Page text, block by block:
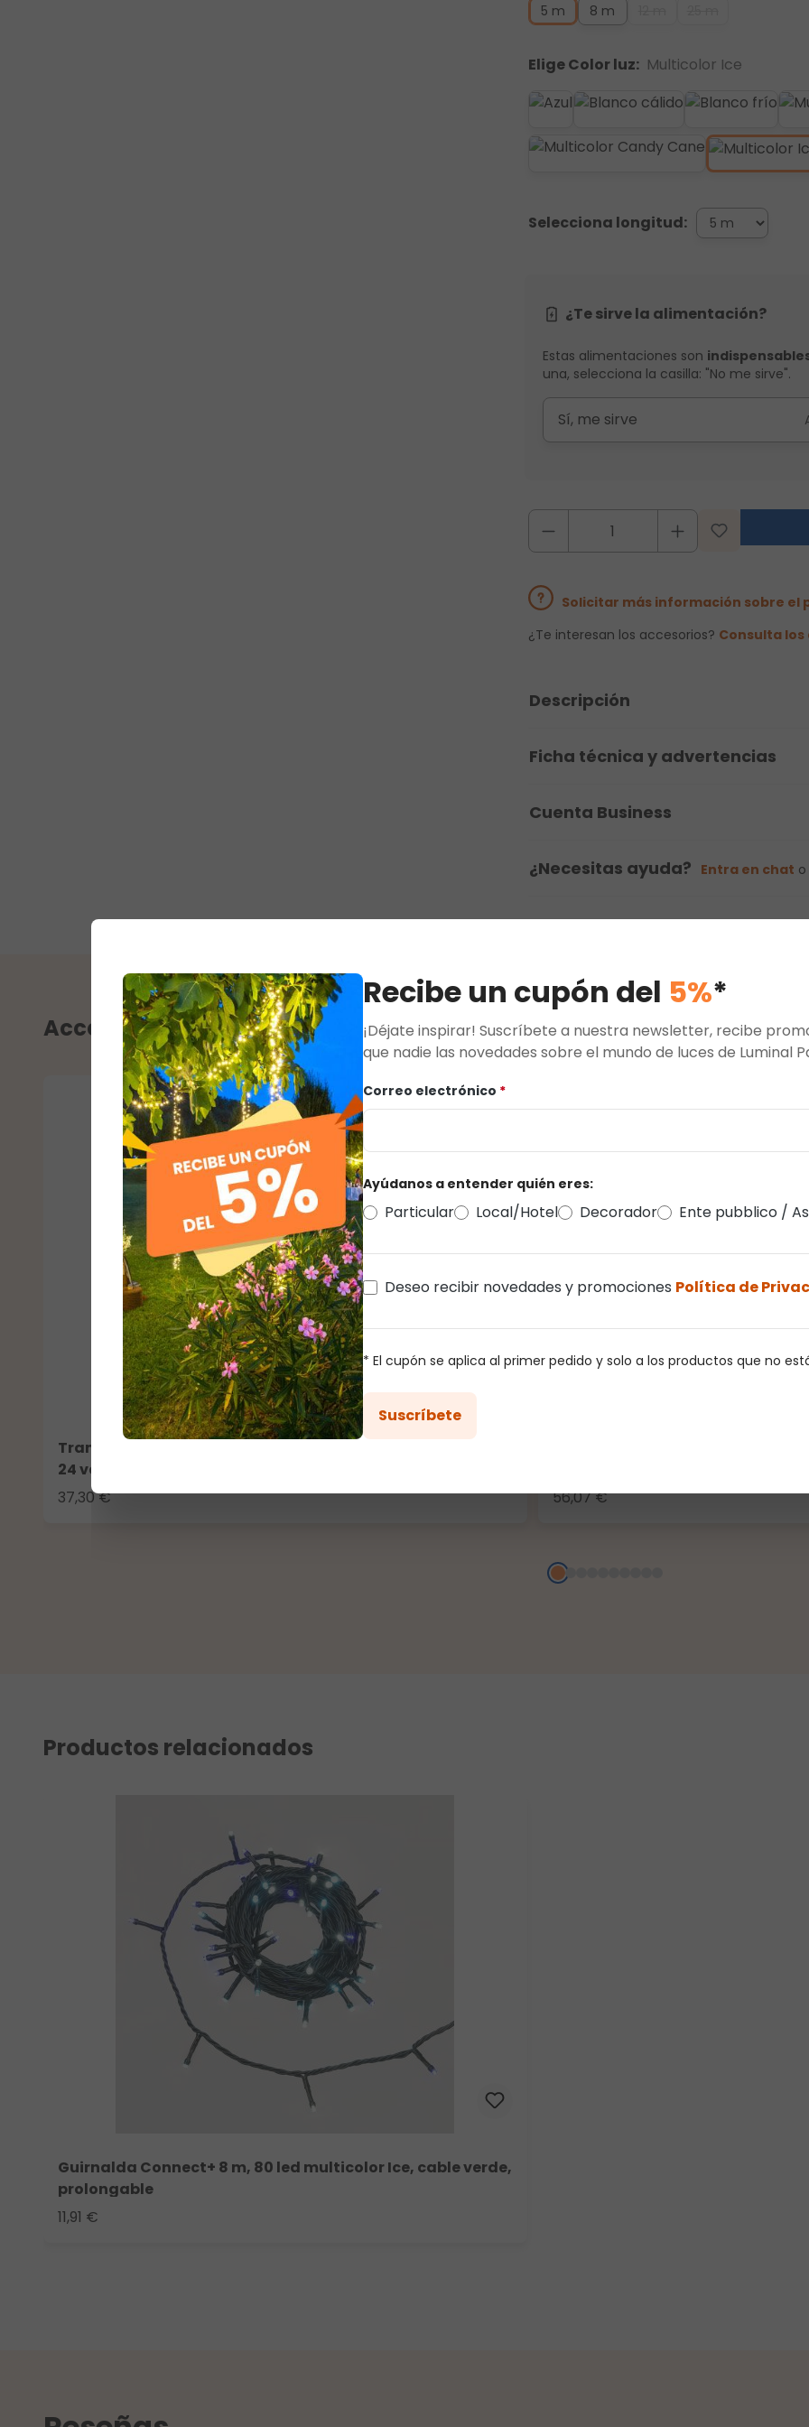
5 m 8 m
Elige Color luz: Multicolor Ice
Selecciona longitud:
¿Te sirve la alimentación?
Estas alimentaciones son
una, selecciona la casilla: "No me sirve".
Sí, me sirve
Solicitar más información sobre el
¿Te interesan los accesorios? Consulta
Descripción
Ficha técnica y advertencias
Cuenta Business
¿Necesitas ayuda? Entra en chat o
Recibe un cupón del 5%*
¡Déjate inspirar! Suscríbete a nuestra newsletter, recibe
que nadie las novedades sobre el mundo de luces de Luminal
Correo electrónico *
Ayúdanos a entender quién eres:
Particular Local/Hotel Decorador Ente pubblico /
Deseo recibir novedades y promociones Política de
* El cupón se aplica al primer pedido y solo a los productos que no
Suscríbete
Accesorios recomendados
Transformador con Controlador Connect+ hasta 1600 led,
24 vatios, juegos de luces y luz fija, cable negro
37,30 €
56,07 €
Productos relacionados
Guirnalda Connect+ 8 m, 80 led multicolor Ice, cable verde,
prolongable
11,91 €